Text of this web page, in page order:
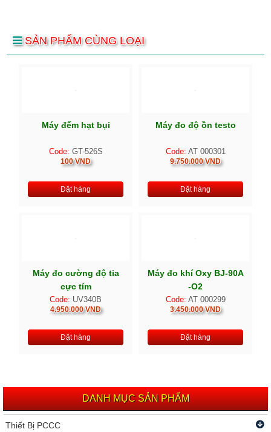
SẢN PHẨM CÙNG LOẠI
Máy đếm hạt bụi
Code: GT-526S
100 VND
Đặt hàng
Máy đo độ ồn testo
Code: AT 000301
9.750.000 VND
Đặt hàng
Máy đo cường độ tia
cực tím
Code: UV340B
4.950.000 VND
Đặt hàng
Máy đo khí Oxy BJ-90A
-O2
Code: AT 000299
3.450.000 VND
Đặt hàng
DANH MỤC SẢN PHẨM
Thiết Bị PCCC